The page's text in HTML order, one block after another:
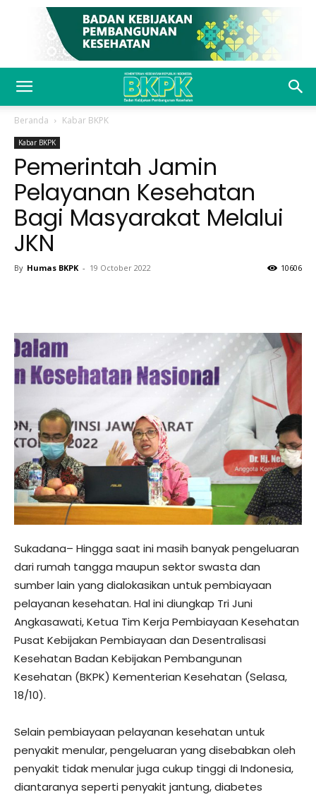
Beranda Kabar BKPK
Kabar BKPK
Pemerintah Jamin
Pelayanan Kesehatan
Bagi Masyarakat Melalui
JKN
By Humas BKPK - 19 October 2022 10606
Sukadana– Hingga saat ini masih banyak pengeluaran
dari rumah tangga maupun sektor swasta dan
sumber lain yang dialokasikan untuk pembiayaan
pelayanan kesehatan. Hal ini diungkap Tri Juni
Angkasawati, Ketua Tim Kerja Pembiayaan Kesehatan
Pusat Kebijakan Pembiayaan dan Desentralisasi
Kesehatan Badan Kebijakan Pembangunan
Kesehatan (BKPK) Kementerian Kesehatan (Selasa,
18/10).
Selain pembiayaan pelayanan kesehatan untuk
penyakit menular, pengeluaran yang disebabkan oleh
penyakit tidak menular juga cukup tinggi di Indonesia,
diantaranya seperti penyakit jantung, diabetes